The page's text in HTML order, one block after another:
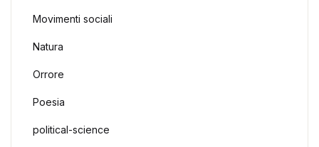
Movimenti sociali
Natura
Orrore
Poesia
political-science